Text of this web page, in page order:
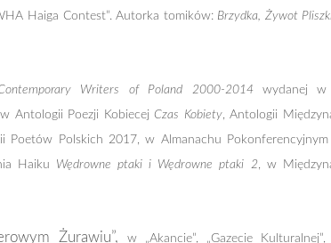
Haiga Contest”.Autorka tomików: Brzydka, Żywot
Writers of Poland 2000-2014 wydanej w
w Antologii Poezji KobiecejCzas Kobiety,Antologii
Poetów Polskich 2017, w Almanachu Pokonferencyjnym
Haiku Wędrowne ptaki i Wędrowne ptaki 2, w
Żurawiu”,w „Akancie”, „Gazecie Kulturalnej”,